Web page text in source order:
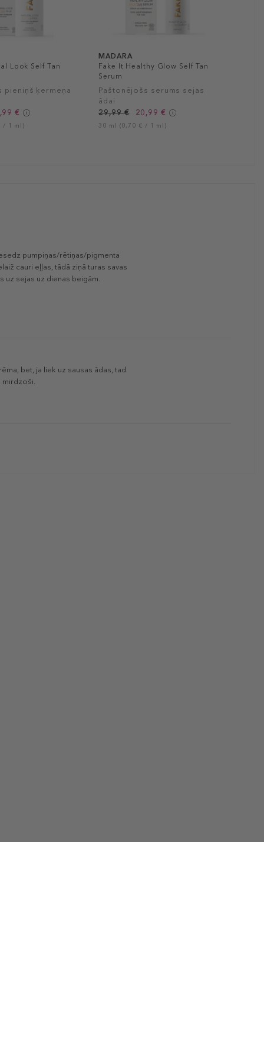
Look Self Tan
pieniņš ķermeņa
€
/ 1 ml)
MADARA
Fake It Healthy Glow Self Tan
Serum
Paštonējošs serums sejas
ādai
29,99 €
20,99 €
30 ml (0,70 € / 1 ml)
pumpiņas/rētiņas/pigmenta
cauri eļļas, tādā ziņā turas savas
uz sejas uz dienas beigām.
bet, ja liek uz sausas ādas, tad
mirdzoši.